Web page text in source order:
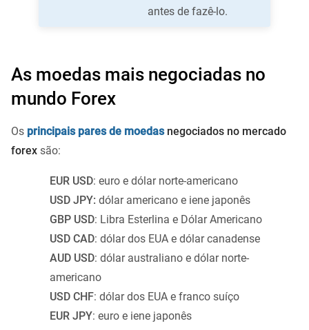
antes de fazê-lo.
As moedas mais negociadas no
mundo Forex
Os principais pares de moedasnegociados no mercado
forex são:
EUR USD: euro e dólar norte-americano
USD JPY: dólar americano e iene japonês
GBP USD: Libra Esterlina e Dólar Americano
USD CAD: dólar dos EUA e dólar canadense
AUD USD: dólar australiano e dólar norte-
americano
USD CHF: dólar dos EUA e franco suíço
EUR JPY: euro e iene japonês